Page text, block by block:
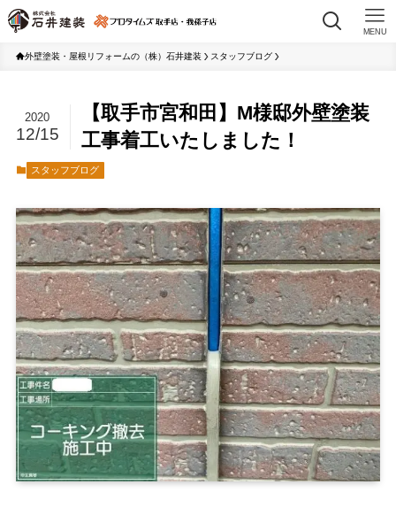
MENU
外壁塗装・屋根リフォームの（株）石井建装 スタッフブログ
【取手市宮和田】M様邸外壁塗装
工事着工いたしました！
2020
12/15
スタッフブログ